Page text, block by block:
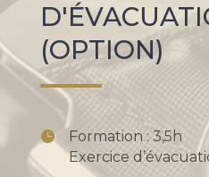
(OPTION)
Formation : 3,5h
Exercice